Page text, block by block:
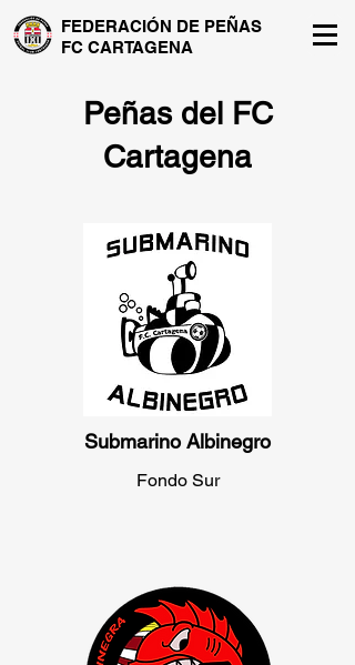
FEDERACIÓN DE PEÑAS
FC CARTAGENA
Peñas del FC
Cartagena
Submarino Albinegro
Fondo Sur